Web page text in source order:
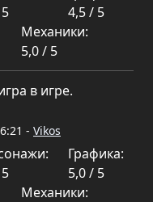
4,5 / 5
Механики:
5,0 / 5
в игре.
- Vikos
Графика:
5,0 / 5
Механики: